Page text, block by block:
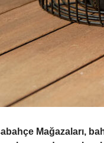
Mağazaları,